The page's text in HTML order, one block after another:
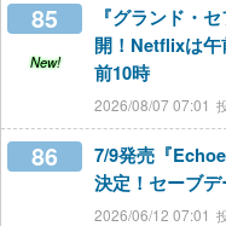
85
New!
『グランド・
開！Netflixは
前10時
2026/08/07 07:01
86
7/9発売『
決定！セーブ
2026/06/12 07:01